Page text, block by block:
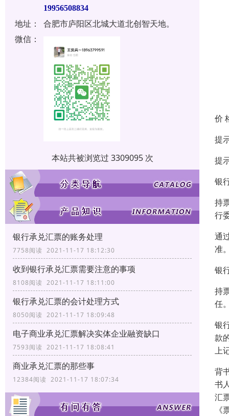
19956508834
地址：
合肥市庐阳区北城大道北创智天地。
微信：
本站共被浏览过 3309095 次
银行承兑汇票的账务处理
7758阅读 2021-11-17 18:12:30
收到银行承兑汇票需要注意的事项
8108阅读 2021-11-17 18:11:00
银行承兑汇票的会计处理方式
8050阅读 2021-11-17 18:09:48
电子商业承兑汇票解决实体企业融资缺口
7593阅读 2021-11-17 18:08:41
商业承兑汇票的那些事
12384阅读 2021-11-17 18:07:34
价
提
提
银
持
行
通
准
银
持
任
银
款
上
背
书
汇